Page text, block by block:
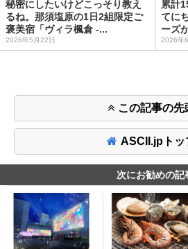
秘密にしたいけどこっそり教え
るね。那須塩原の1日2組限定ご
褒美宿「ヴィラ楓倉 -...
2026年5月22日
累計
てに
ーズ
2026年
この記事の先
ASCII.jpトッ
次にお勧めの記